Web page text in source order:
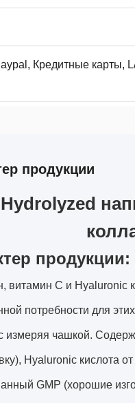
Кредитные карты,
продукции
Hydrolyzed
продукции:
витамин C и Hyaluronic
потребности для
измеряя чашкой.
Hyaluronic кислота
GMP (хорошие